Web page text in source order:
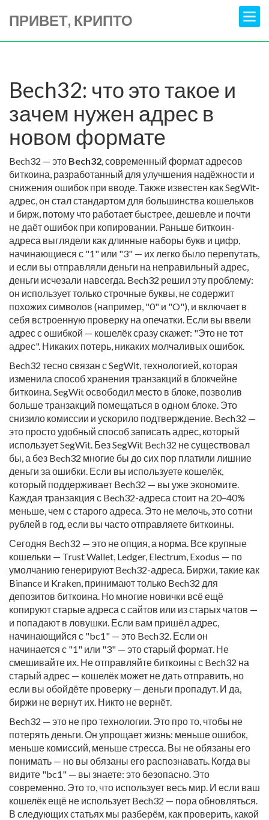
ПРИВЕТ, КРИПТО
Bech32: что это такое и
зачем нужен адрес в
новом формате
Bech32 — это Bech32,современный формат адресов
биткоина, разработанный для улучшения надёжности и
снижения ошибок при вводе. Также известен какSegWit-
адрес, он стал стандартом для большинства кошельков
и бирж, потому что работает быстрее, дешевле и почти
не даёт ошибок при копировании. Раньше биткоин-
адреса выглядели как длинные наборы букв и цифр,
начинающиеся с "1" или "3" — их легко было перепутать,
и если вы отправляли деньги на неправильный адрес,
деньги исчезали навсегда. Bech32 решил эту проблему:
он использует только строчные буквы, не содержит
похожих символов (например, "0" и "O"), и включает в
себя встроенную проверку на опечатки. Если вы ввели
адрес с ошибкой — кошелёк сразу скажет: "Это не тот
адрес". Никаких потерь, никаких молчаливых ошибок.
Bech32 тесно связан сSegWit,технологией, которая
изменила способ хранения транзакций в блокчейне
биткоина. SegWit освободил место в блоке, позволив
больше транзакций помещаться в одном блоке. Это
снизило комиссии и ускорило подтверждение. Bech32 —
это просто удобный способ записать адрес, который
использует SegWit. Без SegWit Bech32 не существовал
бы, а без Bech32 многие бы до сих пор платили лишние
деньги за ошибки. Если вы используете кошелёк,
который поддерживает Bech32 — вы уже экономите.
Каждая транзакция с Bech32-адреса стоит на 20–40%
меньше, чем с старого адреса. Это не мелочь, это сотни
рублей в год, если вы часто отправляете биткоины.
Сегодня Bech32 — это не опция, а норма. Все крупные
кошельки — Trust Wallet, Ledger, Electrum, Exodus — по
умолчанию генерируют Bech32-адреса. Биржи, такие как
Binance и Kraken, принимают только Bech32 для
депозитов биткоина. Но многие новички всё ещё
копируют старые адреса с сайтов или из старых чатов —
и попадают в ловушки. Если вам пришёл адрес,
начинающийся с "bc1" — это Bech32. Если он
начинается с "1" или "3" — это старый формат. Не
смешивайте их. Не отправляйте биткоины с Bech32 на
старый адрес — кошелёк может не дать отправить, но
если вы обойдёте проверку — деньги пропадут. И да,
биржи не вернут их. Никто не вернёт.
Bech32 — это не про технологии. Это про то, чтобы не
потерять деньги. Он упрощает жизнь: меньше ошибок,
меньше комиссий, меньше стресса. Вы не обязаны его
понимать — но вы обязаны его распознавать. Когда вы
видите "bc1" — вы знаете: это безопасно. Это
современно. Это то, что использует весь мир. И если ваш
кошелёк ещё не использует Bech32 — пора обновляться.
В следующих статьях мы разберём, как проверить, какой